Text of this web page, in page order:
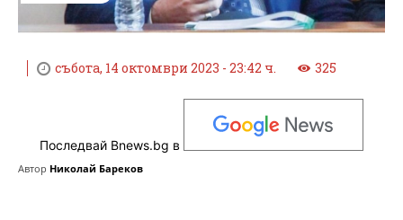
събота, 14 октомври 2023 - 23:42 ч. 325
Последвай Bnews.bg в
Автор Николай Бареков